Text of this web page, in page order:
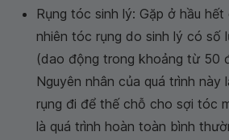
Rụng tóc sinh lý: Gặp ở hầu
nhiên tóc rụng do sinh lý có số
(dao động trong khoảng từ 50
Nguyên nhân của quá trình này
rụng đi để thế chỗ cho sợi tóc
là quá trình hoàn toàn bình